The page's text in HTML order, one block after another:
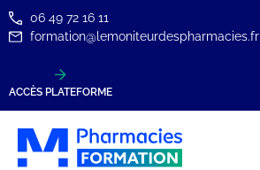
06 49 72 16 11
formation@lemoniteurdespharmacies.fr
ACCÈS PLATEFORME